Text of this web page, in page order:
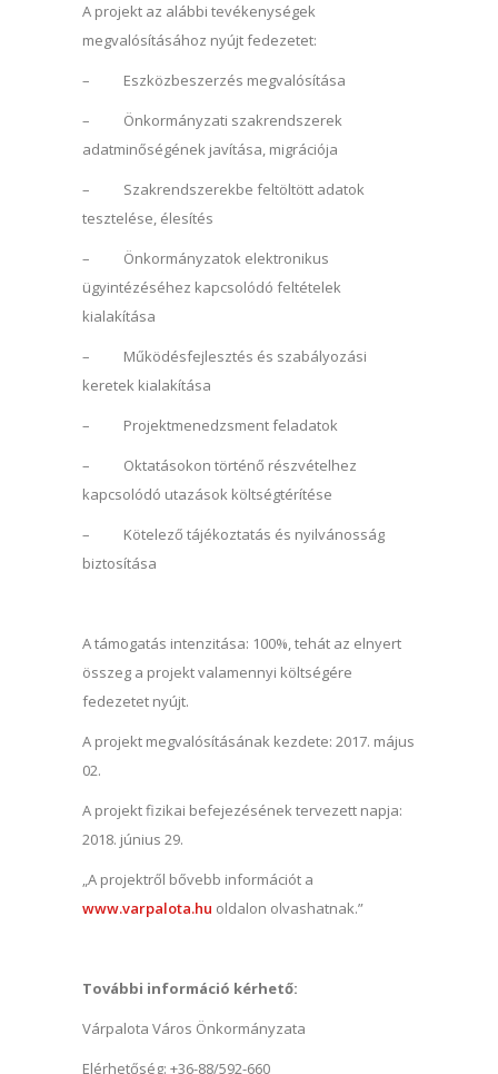
A projekt az alábbi tevékenységek
megvalósításához nyújt fedezetet:
– Eszközbeszerzés megvalósítása
– Önkormányzati szakrendszerek
adatminőségének javítása, migrációja
– Szakrendszerekbe feltöltött adatok
tesztelése, élesítés
– Önkormányzatok elektronikus
ügyintézéséhez kapcsolódó feltételek
kialakítása
– Működésfejlesztés és szabályozási
keretek kialakítása
– Projektmenedzsment feladatok
– Oktatásokon történő részvételhez
kapcsolódó utazások költségtérítése
– Kötelező tájékoztatás és nyilvánosság
biztosítása
A támogatás intenzitása: 100%, tehát az elnyert
összeg a projekt valamennyi költségére
fedezetet nyújt.
A projekt megvalósításának kezdete: 2017. május
02.
A projekt fizikai befejezésének tervezett napja:
2018. június 29.
„A projektről bővebb információt a
www.varpalota.hu oldalon olvashatnak.”
További információ kérhető:
Várpalota Város Önkormányzata
Elérhetőség: +36-88/592-660